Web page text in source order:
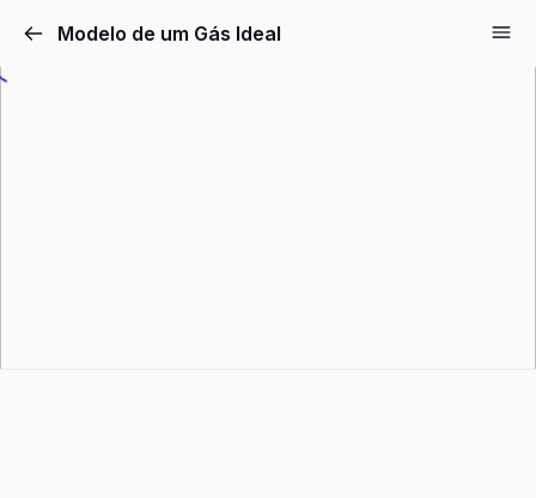
para
o
Modelo de um Gás Ideal